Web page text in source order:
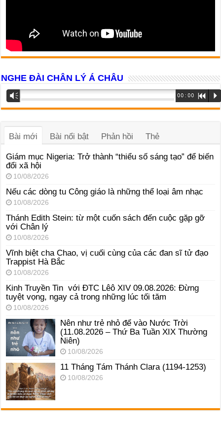
NGHE ĐÀI CHÂN LÝ Á CHÂU
Trình
phát
âm
Vm 00:00 R P
Bài mới Bài nổi bật Phản hồi Thẻ
Giám mục Nigeria: Trở thành “thiểu số sáng tạo” để biến
đổi xã hội
10/08/2026
Nếu các dòng tu Công giáo là những thể loại âm nhạc
10/08/2026
Thánh Edith Stein: từ một cuốn sách đến cuộc gặp gỡ
với Chân lý
10/08/2026
Vĩnh biệt cha Chao, vị cuối cùng của các đan sĩ tử đạo
Trappist Hà Bắc
10/08/2026
Kinh Truyền Tin với ĐTC Lêô XIV 09.08.2026: Đừng
tuyệt vọng, ngay cả trong những lúc tối tăm
10/08/2026
Nên như trẻ nhỏ để vào Nước Trời
(11.08.2026 – Thứ Ba Tuần XIX Thường
Niên)
10/08/2026
11 Tháng Tám Thánh Clara (1194-1253)
10/08/2026